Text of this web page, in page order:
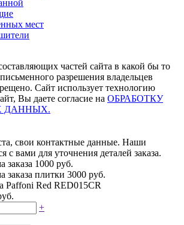
мест
частей сайта в какой бы то
разрешения владельцев
Сайт использует технологию
Вы даете согласие на ОБРАБОТКУ
ДАННЫХ.
свои контактные данные. Наши
с вами для уточнения деталей заказа.
1000 руб.
плитки 3000 руб.
Paffoni Red RED015CR
+